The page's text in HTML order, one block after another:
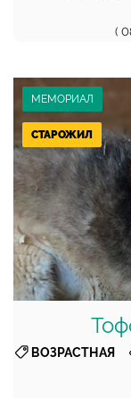
(
МЕМОРИАЛ
ВОЗРАСТНАЯ,
СТАРОЖИЛ